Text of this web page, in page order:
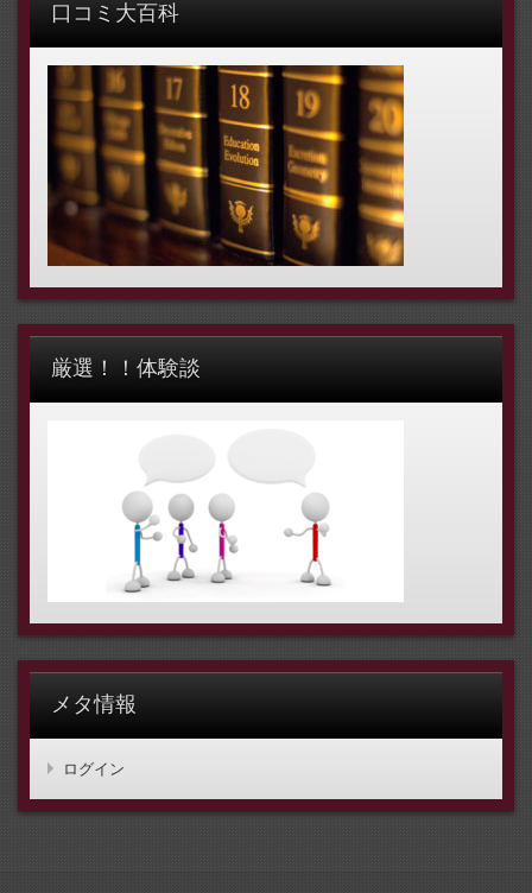
口コミ大百科
厳選！！体験談
メタ情報
ログイン